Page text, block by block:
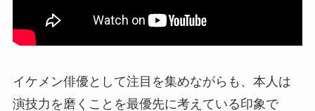
イケメン俳優として注目を集めながらも、本人は
演技力を磨くことを最優先に考えている印象で